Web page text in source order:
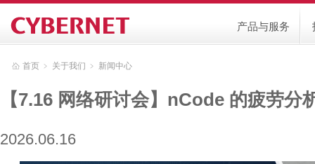
产品与服务
首页 ﹥ 关于我们 ﹥ 新闻中心
【7.16 网络研讨会】nCode 的疲劳分
2026.06.16